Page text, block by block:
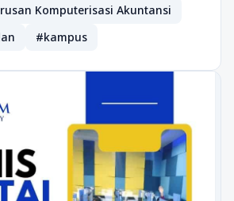
Komputerisasi Akuntansi
#kampus